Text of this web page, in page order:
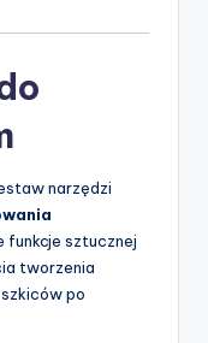
narzędzi
funkcje sztucznej
tworzenia
po